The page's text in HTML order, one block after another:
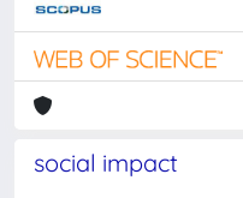
social impact